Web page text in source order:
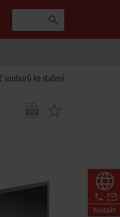
souborů ke stažení
Kontakt